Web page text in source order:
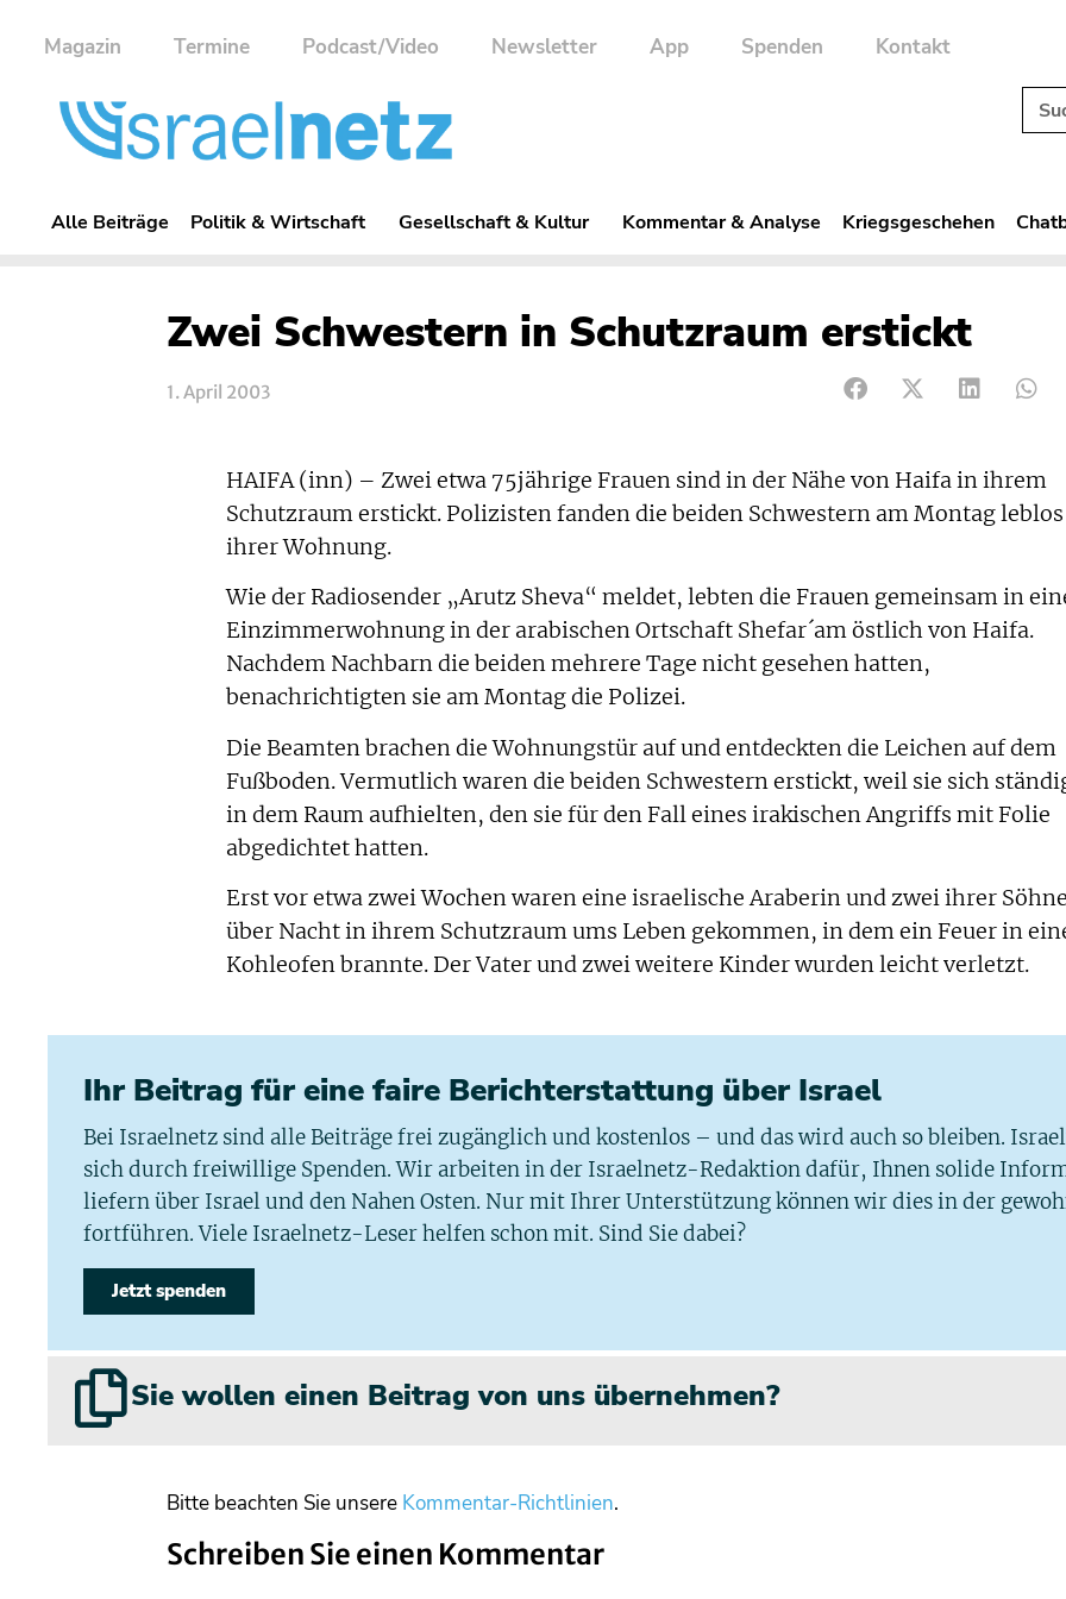
Magazin Termine Podcast/Video Newsletter App Spenden Kontakt
Alle Beiträge Politik & Wirtschaft Gesellschaft & Kultur Kommentar & Analyse Kriegsgeschehen
Zwei Schwestern in Schutzraum erstickt
1. April 2003
HAIFA (inn) – Zwei etwa 75jährige Frauen sind in der Nähe von Haifa in ihrem
Schutzraum erstickt. Polizisten fanden die beiden Schwestern am Montag
ihrer Wohnung.
Wie der Radiosender „Arutz Sheva“ meldet, lebten die Frauen gemeinsam in
Einzimmerwohnung in der arabischen Ortschaft Shefar´am östlich von Haifa.
Nachdem Nachbarn die beiden mehrere Tage nicht gesehen hatten,
benachrichtigten sie am Montag die Polizei.
Die Beamten brachen die Wohnungstür auf und entdeckten die Leichen auf dem
Fußboden. Vermutlich waren die beiden Schwestern erstickt, weil sie sich
in dem Raum aufhielten, den sie für den Fall eines irakischen Angriffs mit Folie
abgedichtet hatten.
Erst vor etwa zwei Wochen waren eine israelische Araberin und zwei ihrer Söhne
über Nacht in ihrem Schutzraum ums Leben gekommen, in dem ein Feuer in
Kohleofen brannte. Der Vater und zwei weitere Kinder wurden leicht verletzt.
Ihr Beitrag für eine faire Berichterstattung über Israel
Bei Israelnetz sind alle Beiträge frei zugänglich und kostenlos – und das wird auch so bleiben.
sich durch freiwillige Spenden. Wir arbeiten in der Israelnetz-Redaktion dafür, Ihnen solide
liefern über Israel und den Nahen Osten. Nur mit Ihrer Unterstützung können wir dies in der
fortführen. Viele Israelnetz-Leser helfen schon mit. Sind Sie dabei?
Jetzt spenden
Sie wollen einen Beitrag von uns übernehmen?
Bitte beachten Sie unsere Kommentar-Richtlinien.
Schreiben Sie einen Kommentar